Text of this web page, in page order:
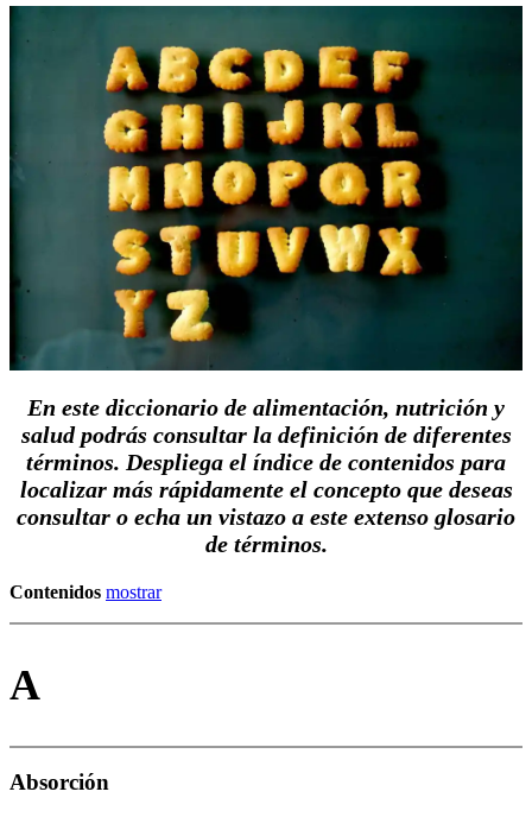
En este diccionario de alimentación, nutrición y
salud podrás consultar la definición de diferentes
términos. Despliega el índice de contenidos para
localizar más rápidamente el concepto que deseas
consultar o echa un vistazo a este extenso glosario
de términos.
Contenidos mostrar
A
Absorción